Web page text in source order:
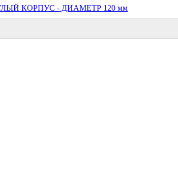
КОРПУС - ДИАМЕТР 120 мм